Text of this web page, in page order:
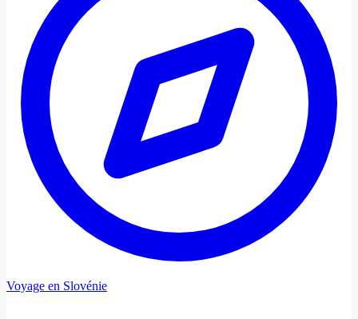
Voyage en Slovénie